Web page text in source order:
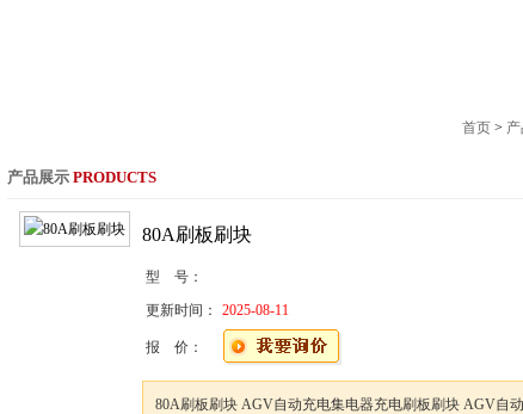
首页 >
产品展示 PRODUCTS
80A刷板刷块
型 号：
更新时间：
2025-08-11
报 价：
80A刷板刷块 AGV自动充电集电器充电刷板刷块 AGV自